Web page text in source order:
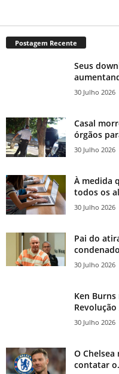
Postagem Recente
Seus
30 Julho 2026
Casal
órgãos
30 Julho 2026
À medida
todos os
30 Julho 2026
Pai do
30 Julho 2026
Ken
30 Julho 2026
O
contatar